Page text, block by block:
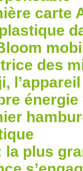
carte
des
la plus